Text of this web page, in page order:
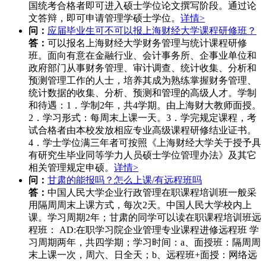
国统考合格者即可进入硕士学位论文撰写阶段。通过论
文答辩，即可申请管理学硕士学位。 详情>
问： 应届毕业生可不可以报上海财经大学课程研修班？
答： 可以报名上海财经大学财务管理与统计课程研修
班。面向有意在金融行业、会计事务所、企事业单位和
政府部门从事财务管理、审计调查、统计收集、分析和
预测管理工作的人士，培养其成为熟练掌握财务管理、
统计数据的收集、分析、预测和管理的高级人才。学制
和待遇：1．学制2年，共4学期。由上海财大教师面授。
2．学习形式：每周末上课一天。3．学完规定课程，考
试合格者由本校发放相应专业高级课程研修结业证书。
4．学士学位满三年者可按照《上海财经大学关于授予具
有研究生毕业同等学力人员硕士学位管理办法》及其它
相关管理规定申硕。 详情>
问： 甘肃的能报吗？怎么上课/有远程班吗
答： 中国人民大学企业行政管理在职课程培训班一般采
用隔周周末上课方式，每次2天。中国人民大学校内上
课。学习周期2年；甘肃的同学可以读在职课程培训班远
程班： AD:在职学习院企业管理专业课程进修远程班 学
习周期两年，共四学期；学习时间：a、面授班：隔周周
末上课一次，周六、日全天；b、远程班+面授：网络远